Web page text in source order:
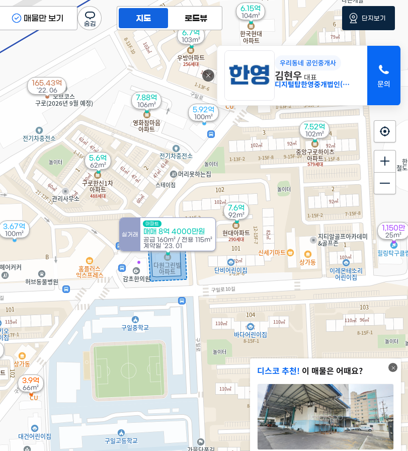
5.6억
62m²
3.67억
100m²
6.7억
103m²
7.6억
92m²
7.88억
106m²
5.92억
100m²
7.52억
102m²
6.15억
104m²
실거래
아파트
매매 8억 4000만원
공급 160m² / 전용 115m²
계약일 '23. 01
3.9억
66m²
165.43억
'22. 06
1,150만
25m²
디스코 추천! 이 매물은 어때요?
우리동네 공인중개사
김현우 대표
디지털탑한영중개법인(주)
지도 로드뷰
매물만 보기 단지보기